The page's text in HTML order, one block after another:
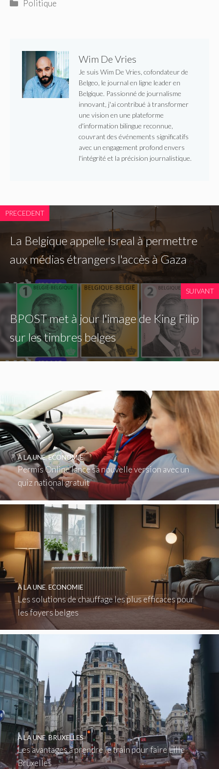
Politique
Wim De Vries
Je suis Wim De Vries, cofondateur de
Belgeo, le journal en ligne leader en
Belgique. Passionné de journalisme
innovant, j'ai contribué à transformer
une vision en une plateforme
d'information bilingue reconnue,
couvrant des événements significatifs
avec un engagement profond envers
l'intégrité et la précision journalistique.
PRECEDENT
La Belgique appelle Isreal à permettre
aux médias étrangers l'accès à Gaza
SUIVANT
BPOST met à jour l'image de King Filip
sur les timbres belges
Permis Online lance sa nouvelle version avec un
quiz national gratuit
À LA UNE,ECONOMIE
Les solutions de chauffage les plus efficaces pour
les foyers belges
À LA UNE, ECONOMIE
Les avantages à prendre le train pour faire Lille
Bruxelles
À LA UNE, BRUXELLES